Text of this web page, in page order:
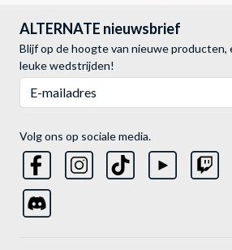
ALTERNATE nieuwsbrief
Blijf op de hoogte van nieuwe producten,
leuke wedstrijden!
Volg ons op sociale media.